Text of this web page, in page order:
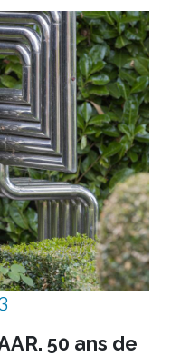
50 ans de